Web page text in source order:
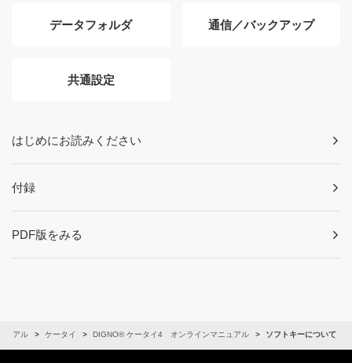
データフォルダ 通信／バックアップ
共通設定
はじめにお読みください
付録
PDF版をみる
ュアル ケータイ DIGNO® ケータイ4 オンラインマニュアル ソフトキーについて